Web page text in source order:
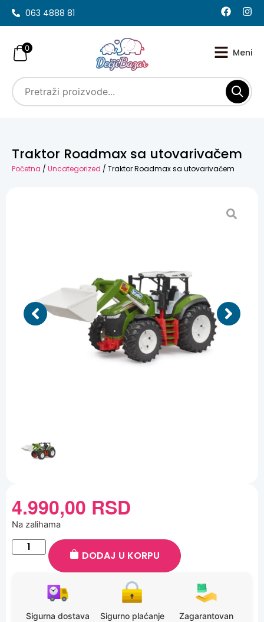
063 4888 81
0
Traktor Roadmax sa utovarivačem
Početna / Uncategorized / Traktor Roadmax sa utovarivačem
4.990,00 RSD
Na zalihama
DODAJ U KORPU
Sigurna dostava Sigurno plaćanje
Zagarantovan